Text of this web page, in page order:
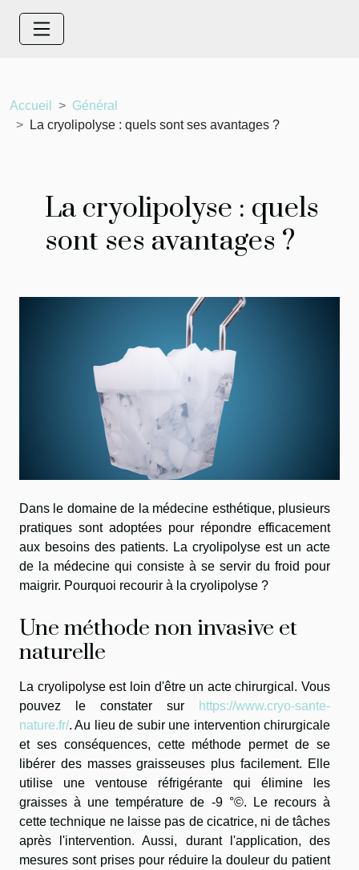
Accueil
Général
La cryolipolyse : quels sont ses avantages ?
La cryolipolyse : quels
sont ses avantages ?
Dans le domaine de la médecine esthétique, plusieurs
pratiques sont adoptées pour répondre efficacement
aux besoins des patients. La cryolipolyse est un acte
de la médecine qui consiste à se servir du froid pour
maigrir. Pourquoi recourir à la cryolipolyse ?
Une méthode non invasive et
naturelle
La cryolipolyse est loin d'être un acte chirurgical. Vous
pouvez le constater sur
https://www.cryo-sante-
nature.fr/. Au lieu de subir une intervention chirurgicale
et ses conséquences, cette méthode permet de se
libérer des masses graisseuses plus facilement. Elle
utilise une ventouse réfrigérante qui élimine les
graisses à une température de -9 °©. Le recours à
cette technique ne laisse pas de cicatrice, ni de tâches
après l'intervention. Aussi, durant l'application, des
mesures sont prises pour réduire la douleur du patient